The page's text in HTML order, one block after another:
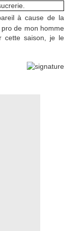
à cause de la
de mon homme
cette saison, je le